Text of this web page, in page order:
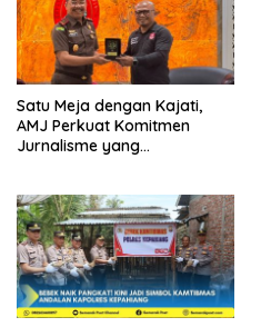
Satu Meja dengan Kajati,
AMJ Perkuat Komitmen
Jurnalisme yang